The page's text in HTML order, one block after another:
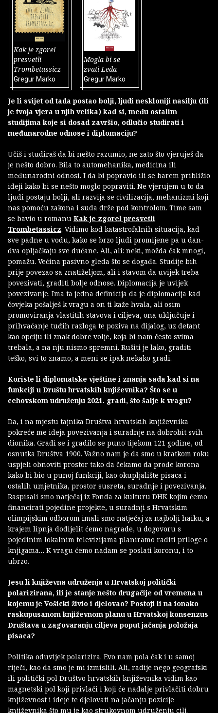
Kak je zgorel
presvetli
Trombetassicz
Gregur Marko
Mogla bi se
zvati Leda
Gregur Marko
Je li svijet od tada postao bolji, ljudi neskloniji nasilju (ili
je tvoja vjera u njih velika) kad si, među ostalim
studijima koje si dosad završio, odlučio studirati i
međunarodne odnose i diplomaciju?
Učiš i studiraš da bi nešto razumio, ne zato što vjeruješ da
je nešto dobro. Bila to automehanika, medicina ili
međunarodni odnosi. I da bi popravio ili se barem približio
ideji kako bi se nešto moglo popraviti. Ne vjerujem u to da
ljudi postaju bolji, ali razvija se civilizacija, mehanizmi koji
nas pomoću zakona i suda drže pod kontrolom. Time sam
se bavio u romanu Kak je zgorel presvetli
Trombetassicz. Vidimo kod katastrofalnih situacija, kad
sve padne u vodu, kako se brzo ljudi promijene pa u dan-
dva opljačkaju sve dućane. Ali, ali: neki, možda čak mnogi,
pomažu. Većina pasivno gleda što se događa. Studije bih
prije povezao sa znatiželjom, ali i stavom da uvijek treba
povezivati, graditi bolje odnose. Diplomacija je uvijek
povezivanje. Ima ta jedna definicija da je diplomacija kad
čovjeka pošalješ k vragu a on ti kaže hvala, ali osim
promoviranja vlastitih stavova i ciljeva, ona uključuje i
prihvaćanje tuđih razloga te poziva na dijalog, uz detant
kao opciju ili znak dobre volje, koja bi nam često svima
trebala, a na nju nismo spremni. Rušiti je lako, graditi
teško, svi to znamo, a meni se ipak nekako gradi.
Koriste li diplomatske vještine i znanja sada kad si na
funkciji u Društu hrvatskih književnika? Što se u
cehovskom udruženju 2021. gradi, što šalje k vragu?
Da, i na mjestu tajnika Društva hrvatskih književnika
pokreće me ideja povezivanja i suradnje na dobrobit svih
dionika. Gradi se i gradilo se puno tijekom 121 godine, od
osnutka Društva 1900. Važno nam je da smo u kratkom roku
uspjeli obnoviti prostor tako da čekamo da prođe korona
kako bi bio u punoj funkciji, kao okupljalište pisaca i
ostalih umjetnika, prostor susreta, suradnje i povezivanja.
Raspisali smo natječaj iz Fonda za kulturu DHK kojim ćemo
financirati pojedine projekte, u suradnji s Hrvatskim
olimpijskim odborom imali smo natječaj za najbolji haiku, a
krajem lipnja dodijelit ćemo nagrade, u dogovoru s
pojedinim lokalnim televizijama planiramo raditi priloge o
knjigama… K vragu ćemo nadam se poslati koronu, i to
ubrzo.
Jesu li književna udruženja u Hrvatskoj politički
polarizirana, ili je stanje nešto drugačije od vremena u
kojemu je Vošicki živio i djelovao? Postoji li na ionako
raskupusanom književnom planu u Hrvatskoj konsenzus
Društava u zagovaranju ciljeva poput jačanja položaja
pisaca?
Politika oduvijek polarizira. Evo nam pola čak i u samoj
riječi, kao da smo je mi izmislili. Ali, radije nego geografski
ili politički pol Društvo hrvatskih književnika vidim kao
magnetski pol koji privlači i koji će nadalje privlačiti dobru
književnost i ideje te djelovati na jačanju pozicije
književnika što mu je kao strukovnom udruženju cilj.